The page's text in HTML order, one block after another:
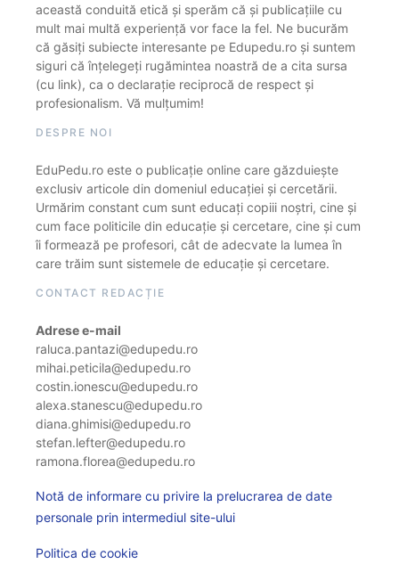
această conduită etică și sperăm că și publicațiile cu
mult mai multă experiență vor face la fel. Ne bucurăm
că găsiți subiecte interesante pe Edupedu.ro și suntem
siguri că înțelegeți rugămintea noastră de a cita sursa
(cu link), ca o declarație reciprocă de respect și
profesionalism. Vă mulțumim!
DESPRE NOI
EduPedu.ro este o publicație online care găzduiește
exclusiv articole din domeniul educației și cercetării.
Urmărim constant cum sunt educați copiii noștri, cine și
cum face politicile din educație și cercetare, cine și cum
îi formează pe profesori, cât de adecvate la lumea în
care trăim sunt sistemele de educație și cercetare.
CONTACT REDACȚIE
Adrese e-mail
raluca.pantazi@edupedu.ro
mihai.peticila@edupedu.ro
costin.ionescu@edupedu.ro
alexa.stanescu@edupedu.ro
diana.ghimisi@edupedu.ro
stefan.lefter@edupedu.ro
ramona.florea@edupedu.ro
Notă de informare cu privire la prelucrarea de date
personale prin intermediul site-ului
Politica de cookie